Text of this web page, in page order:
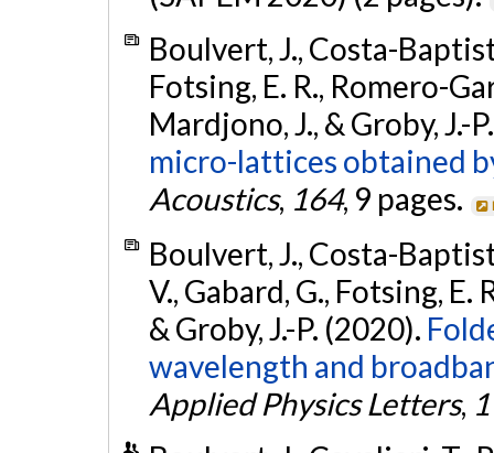
Boulvert, J., Costa-
Fotsing, E. R., Romero-
Mardjono, J., & Groby, J.-
micro-lattices obtained
Acoustics, 164, 9 pages.
Boulvert, J., Costa-
V., Gabard, G., Fotsing, E.
& Groby, J.-P. (2020).
wavelength and
Applied Physics Letters,